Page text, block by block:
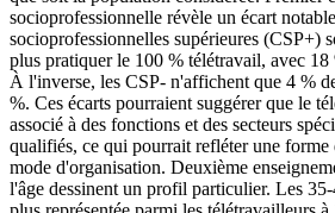
socioprofessionnelle révèle un écart
socioprofessionnelles supérieures (CSP+)
plus pratiquer le 100 % télétravail, avec 18
À l'inverse, les CSP- n'affichent que 4 %
%. Ces écarts pourraient suggérer que le
associé à des fonctions et des secteurs
qualifiés, ce qui pourrait refléter une forme
mode d'organisation. Deuxième
l'âge dessinent un profil particulier. Les